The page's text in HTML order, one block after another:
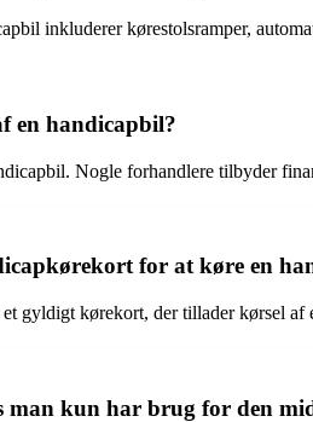
inkluderer kørestolsramper,
en handicapbil?
Nogle forhandlere tilbyder
for at køre en
gyldigt kørekort, der tillader kørsel
man kun har brug for den